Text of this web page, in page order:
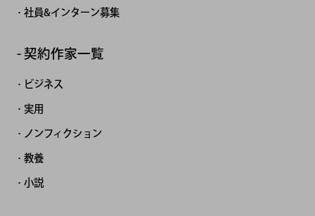
社員&インターン募集
契約作家一覧
ビジネス
実用
ノンフィクション
教養
小説